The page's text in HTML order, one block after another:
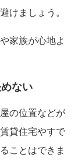
けましょう。
家族が心地よ
ない
の位置などが
貸住宅やすで
ことはできま